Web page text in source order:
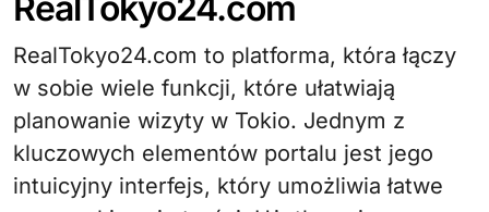
RealTokyo24.com to platforma, która łączy
w sobie wiele funkcji, które ułatwiają
planowanie wizyty w Tokio. Jednym z
kluczowych elementów portalu jest jego
intuicyjny interfejs, który umożliwia łatwe